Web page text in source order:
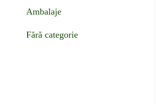
Ambalaje
Fără categorie